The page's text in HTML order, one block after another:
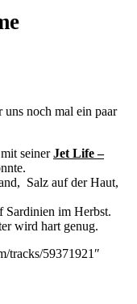
seinerJet Life –
Salz auf der Haut,
Sardinien im Herbst.
wird hart genug.
tracks/59371921″